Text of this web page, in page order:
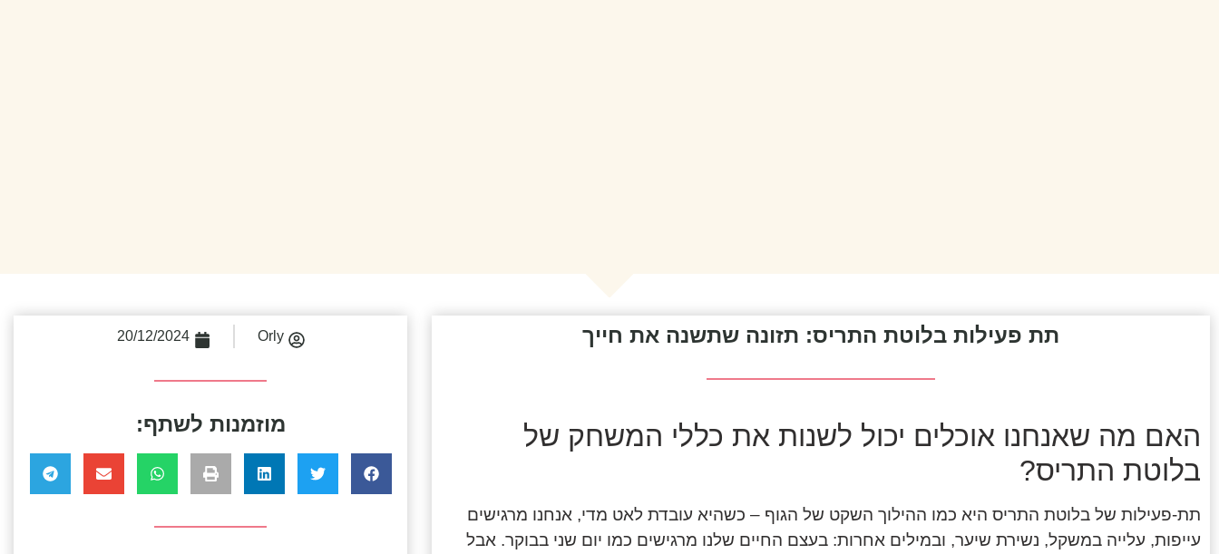
תת פעילות בלוטת התריס: תזונה שתשנה את חייך
האם מה שאנחנו אוכלים יכול לשנות את כללי המשחק של
בלוטת התריס?
תת-פעילות של בלוטת התריס היא כמו ההילוך השקט של הגוף – כשהיא עובדת לאט מדי, אנחנו מרגישים
עייפות, עלייה במשקל, נשירת שיער, ובמילים אחרות: בעצם החיים שלנו מרגישים כמו יום שני בבוקר. אבל
Orly
20/12/2024
מוזמנות לשתף: